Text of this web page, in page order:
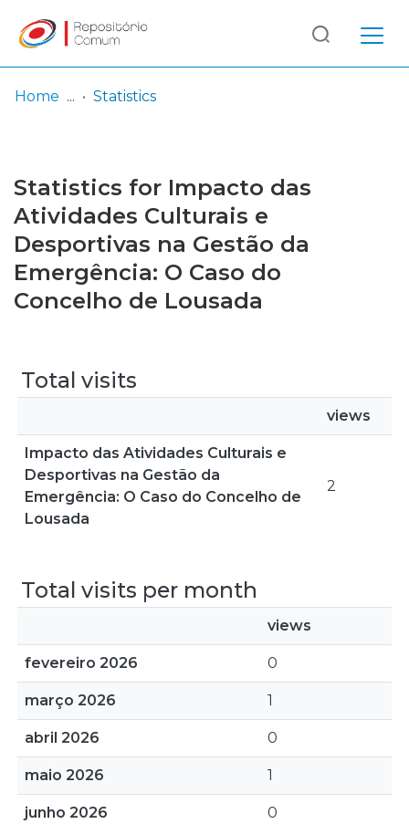
Browse repository
Entities
Log
In
(current)
Home Statistics
Statistics for Impacto das
Atividades Culturais e
Desportivas na Gestão da
Emergência: O Caso do
Concelho de Lousada
Total visits
views
Impacto das Atividades Culturais e
Desportivas na Gestão da
Emergência: O Caso do Concelho de
Lousada
2
Total visits per month
views
fevereiro 2026 0
março 2026 1
abril 2026 0
maio 2026 1
junho 2026 0